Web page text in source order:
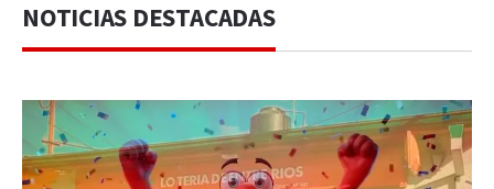
NOTICIAS DESTACADAS